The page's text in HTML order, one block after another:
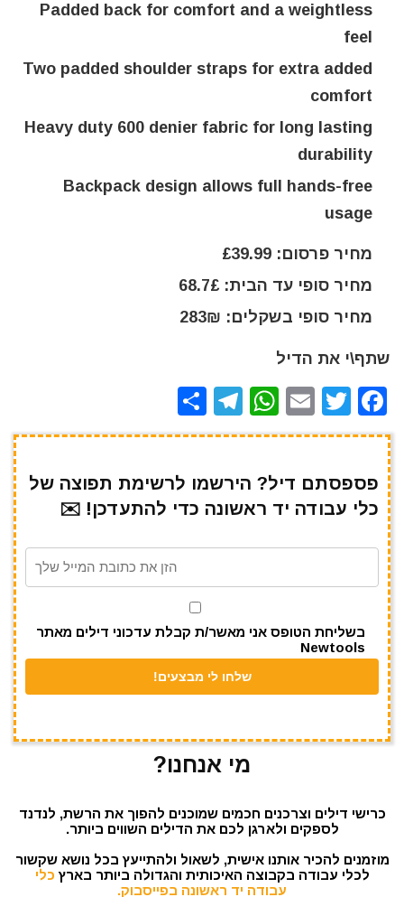
Padded back for comfort and a weightless
feel
Two padded shoulder straps for extra added
comfort
Heavy duty 600 denier fabric for long lasting
durability
Backpack design allows full hands-free
usage
מחיר פרסום: £39.99
מחיר סופי עד הבית: 68.7£
מחיר סופי בשקלים: 283₪
שתף\י את הדיל
F
a
e
b
o
T
w
te
r
E
m
l
W
h
s
A
p
T
el
gr
a
m
h
e
פספסתם דיל? הירשמו לרשימת תפוצה של
כלי עבודה יד ראשונה כדי להתעדכן! ✉️
בשליחת הטופס אני מאשר/ת קבלת עדכוני דילים מאתר
Newtools
מי אנחנו?
כרישי דילים וצרכנים חכמים שמוכנים להפוך את הרשת, לנדנד
לספקים ולארגן לכם את הדילים השווים ביותר.
מוזמנים להכיר אותנו אישית, לשאול ולהתייעץ בכל נושא שקשור
לכלי עבודה בקבוצה האיכותית והגדולה ביותר בארץ כלי
עבודה יד ראשונה בפייסבוק.